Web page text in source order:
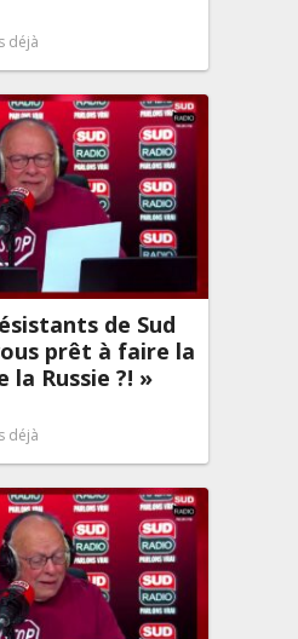
déjà
de Sud
prêt à faire la
Russie ?! »
déjà